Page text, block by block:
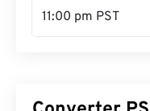
11:00 pm PST